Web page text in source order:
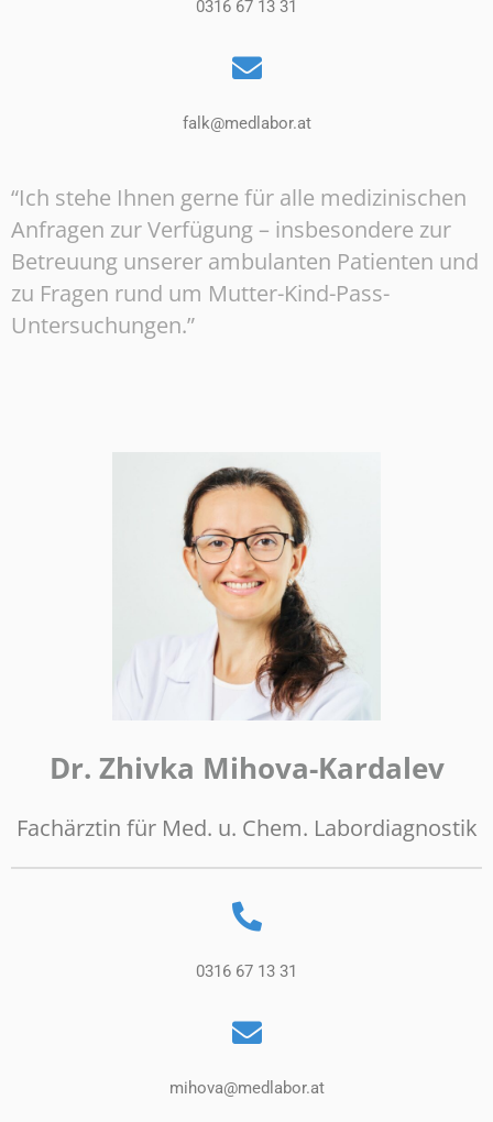
0316 67 13 31
falk@medlabor.at
“Ich stehe Ihnen gerne für alle medizinischen
Anfragen zur Verfügung – insbesondere zur
Betreuung unserer ambulanten Patienten und
zu Fragen rund um Mutter-Kind-Pass-
Untersuchungen.”
Dr. Zhivka Mihova-Kardalev
Fachärztin für Med. u. Chem. Labordiagnostik
0316 67 13 31
mihova@medlabor.at